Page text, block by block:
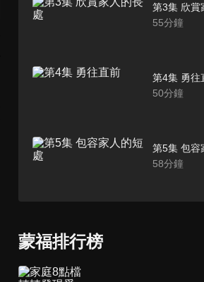
第3集 欣賞
55分鐘
第4集 勇往
50分鐘
第5集 包容
58分鐘
蒙福排行榜